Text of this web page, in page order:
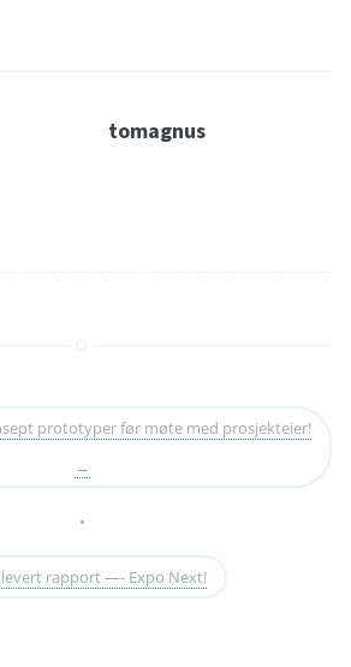
tomagnus
prototyper før møte med prosjekteier!
→
•
rapport —- Expo Next!